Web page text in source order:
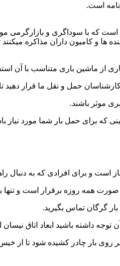
است.
که با سوداگری و بازارگرمی
داران مذاکره میکنند تا
از ماشین باری متناسب با آن
حمل و نقل ما قرار دهید تا
موثر باشند.
برای حمل بار شما مورد نیاز
و برای افرادی که به دنبال
همه روزه برقرار است و تنها با
بار گرگان تماس بگیرید.
بر روی بار چادر کشیده شود تا از